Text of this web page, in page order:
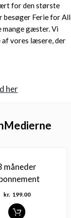
for den største
besøger Ferie for
mange gæster. Vi
vores læsere, der
her
måneder
kr. 199.00